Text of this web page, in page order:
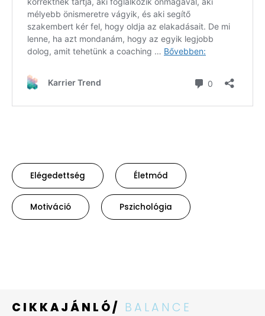
Elégedettség Életmód
Motiváció Pszichológia
CIKKAJÁNLÓ/ BALANCE